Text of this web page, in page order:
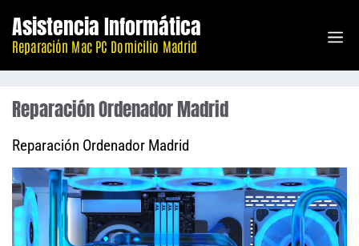
contenido
Asistencia Informática
Reparación Mac PC Domicilio Madrid
Reparación Ordenador Madrid
Reparación Ordenador Madrid